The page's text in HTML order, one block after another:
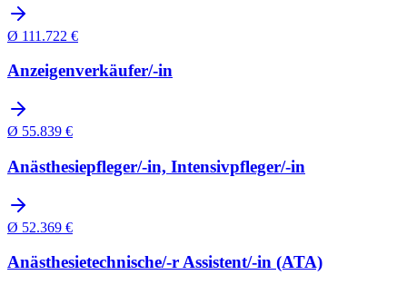
Ø 111.722 €
Anzeigenverkäufer/-in
Ø 55.839 €
Anästhesiepfleger/-in, Intensivpfleger/-in
Ø 52.369 €
Anästhesietechnische/-r Assistent/-in (ATA)